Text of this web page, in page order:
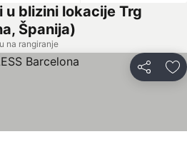
u blizini lokacije Trg
Španija)
na rangiranje
Deli